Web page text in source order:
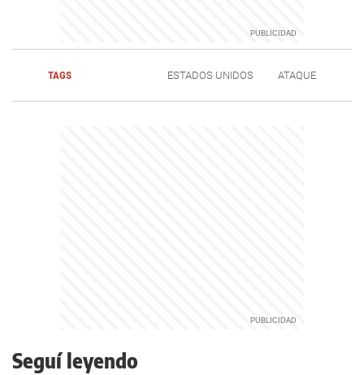
TAGS ESTADOS UNIDOS ATAQUE
Seguí leyendo